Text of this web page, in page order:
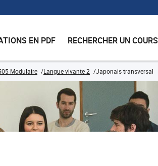
EN PDF RECHERCHER UN COURS
Modulaire Langue vivante 2 Japonais transversal